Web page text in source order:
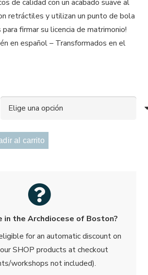
de calidad con un acabado suave al
retráctiles y utilizan un punto de bola
firmar su licencia de matrimonio!
en español – Transformados en el
al carrito
in the Archdiocese of Boston?
for an automatic discount on
SHOP products at checkout
workshops not included).